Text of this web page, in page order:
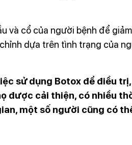
và cổ của người bệnh để
dựa trên tình trạng của
sử dụng Botox để điều
được cải thiện, có nhiều
một số người cũng có